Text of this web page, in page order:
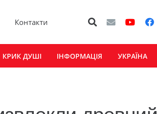
Контакти
КРИК ДУШІ ІНФОРМАЦІЯ УКРАЇНА